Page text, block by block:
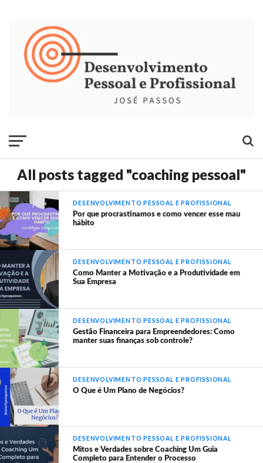
All posts tagged "coaching pessoal"
DESENVOLVIMENTO PESSOAL E PROFISSIONAL
Por que procrastinamos e como vencer esse mau
hábito
DESENVOLVIMENTO PESSOAL E PROFISSIONAL
Como Manter a Motivação e a Produtividade em
Sua Empresa
DESENVOLVIMENTO PESSOAL E PROFISSIONAL
Gestão Financeira para Empreendedores: Como
manter suas finanças sob controle?
DESENVOLVIMENTO PESSOAL E PROFISSIONAL
O Que é Um Plano de Negócios?
DESENVOLVIMENTO PESSOAL E PROFISSIONAL
Mitos e Verdades sobre Coaching Um Guia
Completo para Entender o Processo